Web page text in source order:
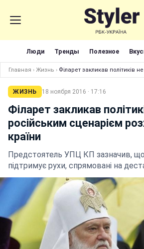
Люди Тренды Полезное
Главная › Жизнь › Філарет закликав політиків
ЖИЗНЬ 18 ноября 2016 · 17:16
Філарет закликав
російським сценарієм
країни
Предстоятель УПЦ КП зазначив,
підтримує рухи, спрямовані на